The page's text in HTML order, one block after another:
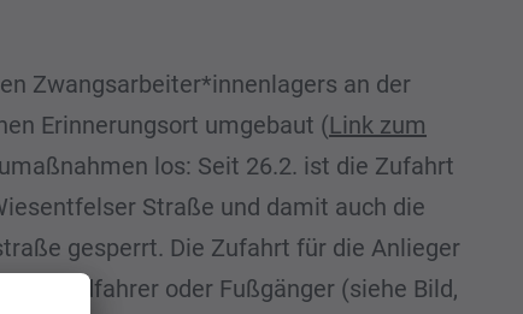
Zwangsarbeiter*innenlagers an der
Erinnerungsort umgebaut (Link zum
los: Seit 26.2. ist die Zufahrt
Straße und damit auch die
gesperrt. Die Zufahrt für die Anlieger
für Radfahrer oder Fußgänger (siehe Bild,